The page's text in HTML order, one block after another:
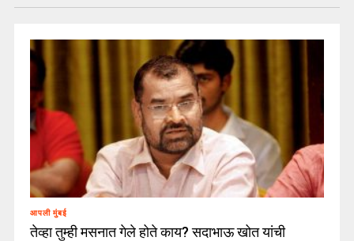
आपली मुंबई
तेव्हा तुम्ही मसनात गेले होते काय? सदाभाऊ खोत यांची